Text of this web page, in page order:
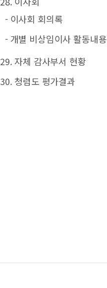
- 이사회 회의록
- 개별 비상임이사 활동내용
29. 자체 감사부서 현황
30. 청렴도 평가결과